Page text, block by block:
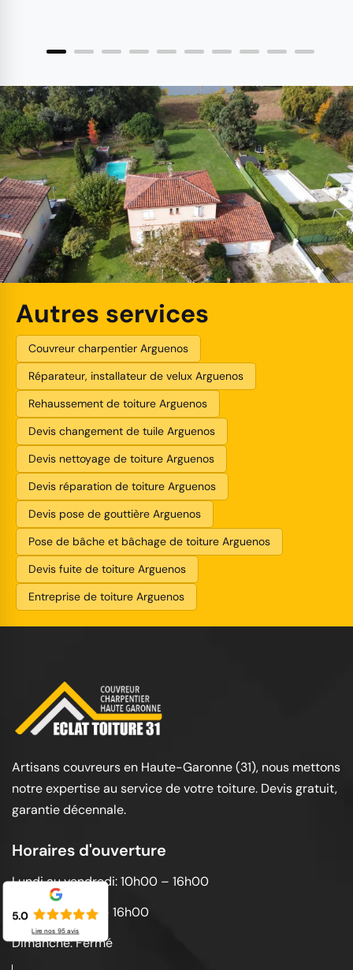
Autres services
Couvreur charpentier Arguenos
Réparateur, installateur de velux Arguenos
Rehaussement de toiture Arguenos
Devis changement de tuile Arguenos
Devis nettoyage de toiture Arguenos
Devis réparation de toiture Arguenos
Devis pose de gouttière Arguenos
Pose de bâche et bâchage de toiture Arguenos
Devis fuite de toiture Arguenos
Entreprise de toiture Arguenos
Artisans couvreurs en Haute-Garonne (31), nous mettons
notre expertise au service de votre toiture. Devis gratuit,
garantie décennale.
Horaires d'ouverture
Lundi au vendredi: 10h00 – 16h00
Samedi: 10h00 – 16h00
Dimanche: Fermé
5.0
Lire nos 95avis